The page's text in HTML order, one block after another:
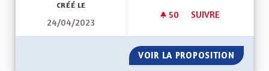
CRÉÉ LE
24/04/2023
50 50 ABONNÉS
SUIVRE
VOIR LA PROPOSITION